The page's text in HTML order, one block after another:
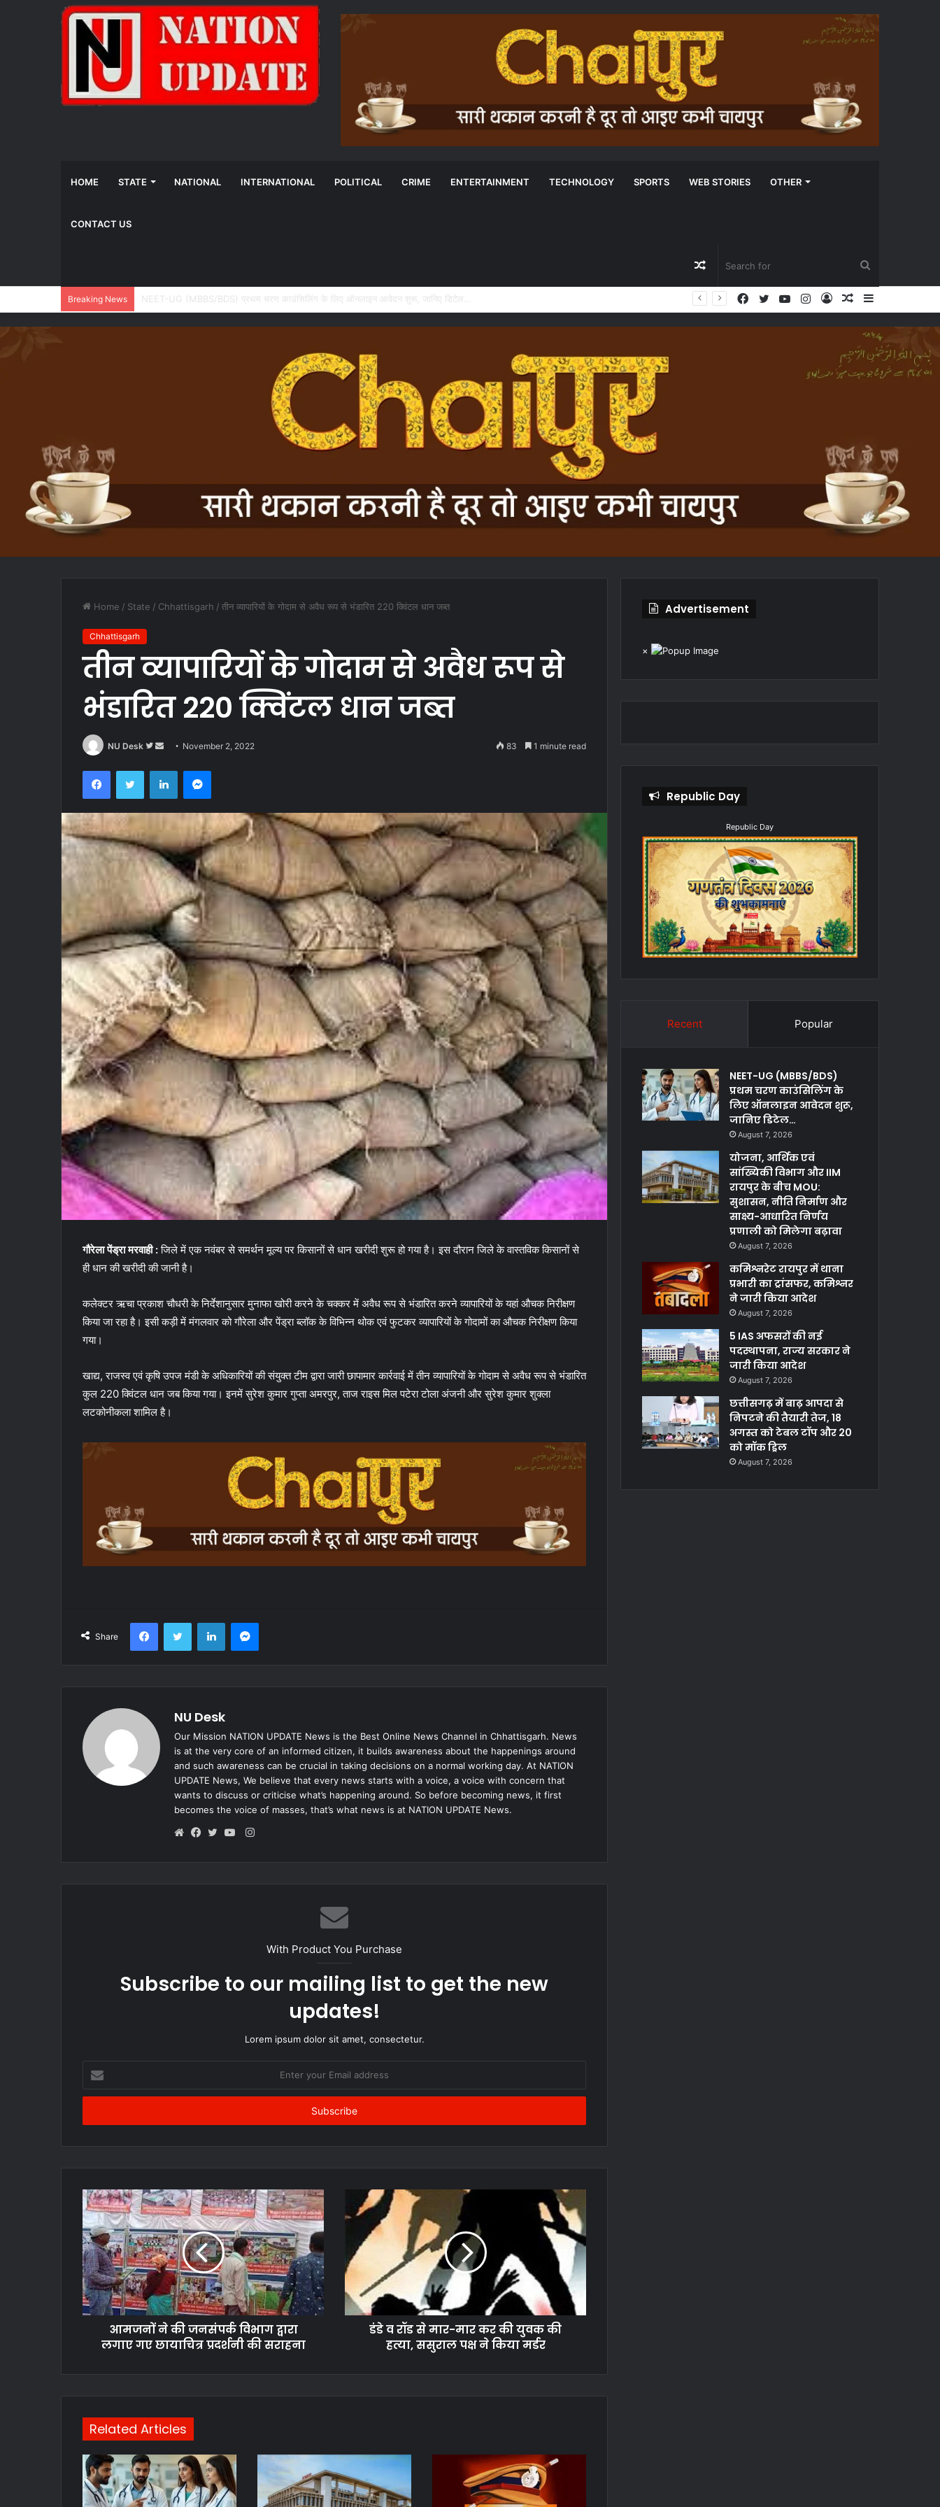
HOME STATE NATIONAL INTERNATIONAL POLITICAL CRIME ENTERTAINMENT TECHNOLOGY SPORTS WEB STORIES OTHER
CONTACT US
for
Random
Article
Breaking News योजना, आर्थिक एवं सांख्यिकी विभाग और IIM रायपुर के बीच MOU: सुशासन, नीति निर्माण और साक्ष्य-आधारित निर्णय प्रणाली को मिलेगा बढ़ावा Sidebar
Random
Log
Instagram
YouTube
Twitter
Facebook
Home / State / Chhattisgarh / तीन व्यापारियों के गोदाम से अवैध रूप से भंडारित 220 क्विंटल धान जब्त
Chhattisgarh
तीन व्यापारियों के गोदाम से अवैध रूप से
भंडारित 220 क्विंटल धान जब्त
NU Desk
Follow
Twitter
Send November 2, 2022 83 1 minute read
FacebookTwitter LinkedInMessenger
गौरेला पेंड्रा मरवाही :जिले में एक नवंबर से समर्थन मूल्य पर किसानों से धान खरीदी शुरू हो गया है। इस दौरान जिले के वास्तविक किसानों से
ही धान की खरीदी की जानी है।
कलेक्टर ऋचा प्रकाश चौधरी के निर्देशानुसार मुनाफा खोरी करने के चक्कर में अवैध रूप से भंडारित करने व्यापारियों के यहां औचक निरीक्षण
किया जा रहा है। इसी कड़ी में मंगलवार को गौरेला और पेंड्रा ब्लॉक के विभिन्न थोक एवं फुटकर व्यापारियों के गोदामों का औचक निरीक्षण किया
गया।
खाद्य, राजस्व एवं कृषि उपज मंडी के अधिकारियों की संयुक्त टीम द्वारा जारी छापामार कार्रवाई में तीन व्यापारियों के गोदाम से अवैध रूप से भंडारित
कुल 220 क्विंटल धान जब किया गया। इनमें सुरेश कुमार गुप्ता अमरपुर, ताज राइस मिल पटेरा टोला अंजनी और सुरेश कुमार शुक्ला
लटकोनीकला शामिल है।
Share
FacebookTwitter LinkedInMessenger
NU Desk
Our Mission NATION UPDATE News is the Best Online News Channel in Chhattisgarh. News
is at the very core of an informed citizen, it builds awareness about the happenings around
and such awareness can be crucial in taking decisions on a normal working day. At NATION
UPDATE News, We believe that every news starts with a voice, a voice with concern that
wants to discuss or criticise what’s happening around. So before becoming news, it first
becomes the voice of masses, that’s what news is at NATION UPDATE News.
Instagram
With Product You Purchase
Subscribe to our mailing list to get the new
updates!
Lorem ipsum dolor sit amet, consectetur.
your
Email
आमजनों ने की जनसंपर्क विभाग द्वारा
लगाए गए छायाचित्र प्रदर्शनी की सराहना
डंडे व रॉड से मार-मार कर की युवक की
हत्या, ससुराल पक्ष ने किया मर्डर
Related Articles
Advertisement
×
Republic Day
Republic Day
Recent Popular
NEET-UG (MBBS/BDS)
प्रथम चरण काउंसिलिंग के
लिए ऑनलाइन आवेदन शुरू,
जानिए डिटेल…
August 7, 2026
योजना, आर्थिक एवं
सांख्यिकी विभाग और IIM
रायपुर के बीच MOU:
सुशासन, नीति निर्माण और
साक्ष्य-आधारित निर्णय
प्रणाली को मिलेगा बढ़ावा
August 7, 2026
कमिश्नरेट रायपुर में थाना
प्रभारी का ट्रांसफर, कमिश्नर
ने जारी किया आदेश
August 7, 2026
5 IAS अफसरों की नई
पदस्थापना, राज्य सरकार ने
जारी किया आदेश
August 7, 2026
छत्तीसगढ़ में बाढ़ आपदा से
निपटने की तैयारी तेज, 18
अगस्त को टेबल टॉप और 20
को मॉक ड्रिल
August 7, 2026